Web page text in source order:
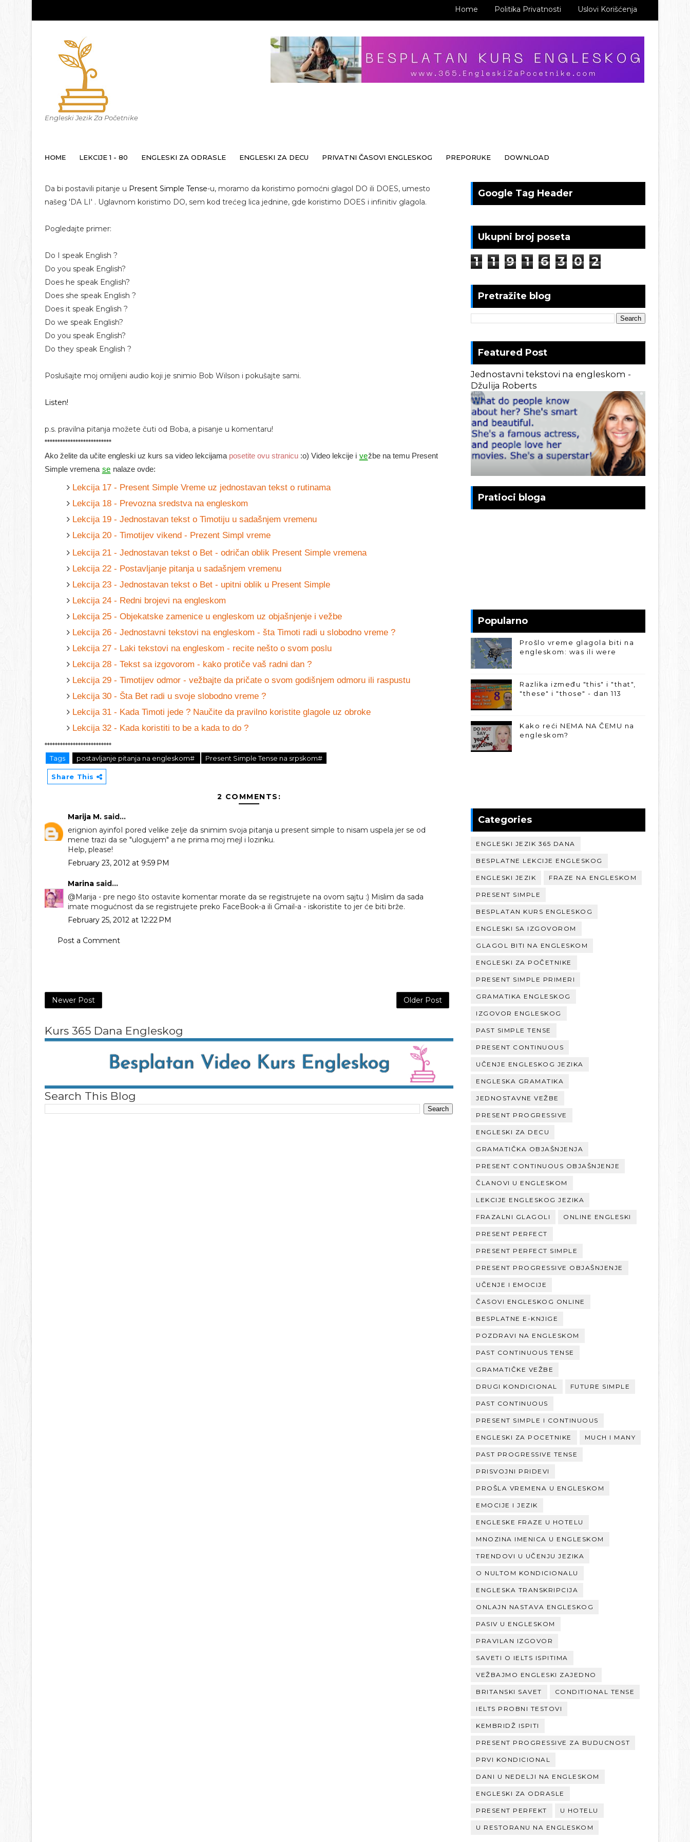
Home Politika Privatnosti Uslovi Korišćenja
Engleski Jezik Za Početnike
HOME LEKCIJE 1 - 80 ENGLESKI ZA ODRASLE ENGLESKI ZA DECU PRIVATNI ČASOVI ENGLESKOG PREPORUKE DOWNLOAD
Da bi postavili pitanje u Present Simple Tense-u, moramo da koristimo pomoćni glagol DO ili DOES, umesto
našeg 'DA LI' . Uglavnom koristimo DO, sem kod trećeg lica jednine, gde koristimo DOES i infinitiv glagola.
Pogledajte primer:
Do I speak English ?
Do you speak English?
Does he speak English?
Does she speak English ?
Does it speak English ?
Do we speak English?
Do you speak English?
Do they speak English ?
Poslušajte moj omiljeni audio koji je snimio Bob Wilson i pokušajte sami.
Listen!
p.s. pravilna pitanja možete čuti od Boba, a pisanje u komentaru!
**************************
Ako želite da učite engleski uz kurs sa video lekcijama posetite ovu stranicu :o) Video lekcije i vežbe na temu Present
Simple vremena se nalaze ovde:
Lekcija 17 - Present Simple Vreme uz jednostavan tekst o rutinama
Lekcija 18 - Prevozna sredstva na engleskom
Lekcija 19 - Jednostavan tekst o Timotiju u sadašnjem vremenu
Lekcija 20 - Timotijev vikend - Prezent Simpl vreme
Lekcija 21 - Jednostavan tekst o Bet - odričan oblik Present Simple vremena
Lekcija 22 - Postavljanje pitanja u sadašnjem vremenu
Lekcija 23 - Jednostavan tekst o Bet - upitni oblik u Present Simple
Lekcija 24 - Redni brojevi na engleskom
Lekcija 25 - Objekatske zamenice u engleskom uz objašnjenje i vežbe
Lekcija 26 - Jednostavni tekstovi na engleskom - šta Timoti radi u slobodno vreme ?
Lekcija 27 - Laki tekstovi na engleskom - recite nešto o svom poslu
Lekcija 28 - Tekst sa izgovorom - kako protiče vaš radni dan ?
Lekcija 29 - Timotijev odmor - vežbajte da pričate o svom godišnjem odmoru ili raspustu
Lekcija 30 - Šta Bet radi u svoje slobodno vreme ?
Lekcija 31 - Kada Timoti jede ? Naučite da pravilno koristite glagole uz obroke
Lekcija 32 - Kada koristiti to be a kada to do ?
**************************
Tags postavljanje pitanja na engleskom# Present Simple Tense na srpskom#
Share This
2 COMMENTS:
Marija M. said...
erignion ayinfoI pored velike zelje da snimim svoja pitanja u present simple to nisam uspela jer se od
mene trazi da se "ulogujem" a ne prima moj mejl i lozinku.
Help, please!
February 23, 2012 at 9:59 PM
Marina said...
@Marija - pre nego što ostavite komentar morate da se registrujete na ovom sajtu :) Mislim da sada
imate mogućnost da se registrujete preko FaceBook-a ili Gmail-a - iskoristite to jer će biti brže.
February 25, 2012 at 12:22 PM
Post a Comment
Newer Post Older Post
Kurs 365 Dana Engleskog
Search This Blog
Google Tag Header
Ukupni broj poseta
1 1 9 1 6 3 0 2
Pretražite blog
Featured Post
Jednostavni tekstovi na engleskom -
Džulija Roberts
Pratioci bloga
Popularno
Prošlo vreme glagola biti na
engleskom: was ili were
Razlika između "this" i "that",
"these" i "those" - dan 113
Kako reći NEMA NA ČEMU na
engleskom?
Categories
ENGLESKI JEZIK 365 DANA
BESPLATNE LEKCIJE ENGLESKOG
ENGLESKI JEZIK FRAZE NA ENGLESKOM
PRESENT SIMPLE
BESPLATAN KURS ENGLESKOG
ENGLESKI SA IZGOVOROM
GLAGOL BITI NA ENGLESKOM
ENGLESKI ZA POČETNIKE
PRESENT SIMPLE PRIMERI
GRAMATIKA ENGLESKOG
IZGOVOR ENGLESKOG
PAST SIMPLE TENSE
PRESENT CONTINUOUS
UČENJE ENGLESKOG JEZIKA
ENGLESKA GRAMATIKA
JEDNOSTAVNE VEŽBE
PRESENT PROGRESSIVE
ENGLESKI ZA DECU
GRAMATIČKA OBJAŠNJENJA
PRESENT CONTINUOUS OBJAŠNJENJE
ČLANOVI U ENGLESKOM
LEKCIJE ENGLESKOG JEZIKA
FRAZALNI GLAGOLI ONLINE ENGLESKI
PRESENT PERFECT
PRESENT PERFECT SIMPLE
PRESENT PROGRESSIVE OBJAŠNJENJE
UČENJE I EMOCIJE
ČASOVI ENGLESKOG ONLINE
BESPLATNE E-KNJIGE
POZDRAVI NA ENGLESKOM
PAST CONTINUOUS TENSE
GRAMATIČKE VEŽBE
DRUGI KONDICIONAL FUTURE SIMPLE
PAST CONTINUOUS
PRESENT SIMPLE I CONTINUOUS
ENGLESKI ZA POCETNIKE MUCH I MANY
PAST PROGRESSIVE TENSE
PRISVOJNI PRIDEVI
PROŠLA VREMENA U ENGLESKOM
EMOCIJE I JEZIK
ENGLESKE FRAZE U HOTELU
MNOZINA IMENICA U ENGLESKOM
TRENDOVI U UČENJU JEZIKA
O NULTOM KONDICIONALU
ENGLESKA TRANSKRIPCIJA
ONLAJN NASTAVA ENGLESKOG
PASIV U ENGLESKOM
PRAVILAN IZGOVOR
SAVETI O IELTS ISPITIMA
VEŽBAJMO ENGLESKI ZAJEDNO
BRITANSKI SAVET CONDITIONAL TENSE
IELTS PROBNI TESTOVI
KEMBRIDŽ ISPITI
PRESENT PROGRESSIVE ZA BUDUCNOST
PRVI KONDICIONAL
DANI U NEDELJI NA ENGLESKOM
ENGLESKI ZA ODRASLE
PRESENT PERFEKT U HOTELU
U RESTORANU NA ENGLESKOM